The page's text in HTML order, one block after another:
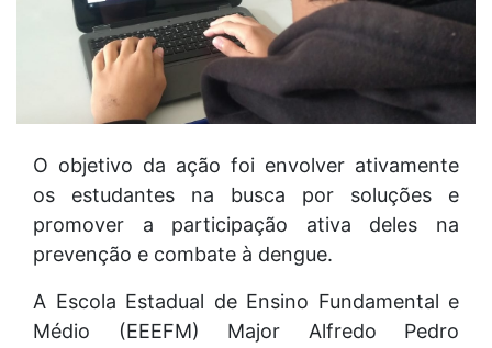
O objetivo da ação foi envolver ativamente
os estudantes na busca por soluções e
promover a participação ativa deles na
prevenção e combate à dengue.
A Escola Estadual de Ensino Fundamental e
Médio (EEEFM) Major Alfredo Pedro